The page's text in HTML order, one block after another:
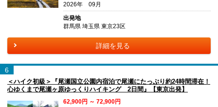
2026年 09月
出発地
群馬県 埼玉県 東京23区
詳細を見る
6
＜ハイク初級＞『尾瀬国立公園内宿泊で尾瀬にたっぷり約24時間滞在！
心ゆくまで尾瀬ヶ原ゆっくりハイキング 2日間』【東京出発】
62,900円 ～ 72,900円